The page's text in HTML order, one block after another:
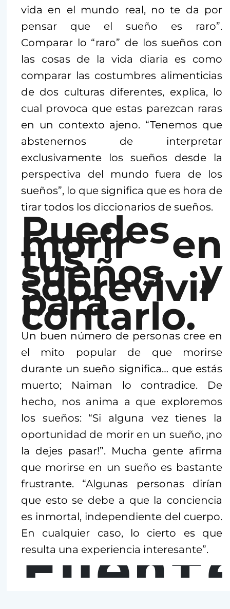
vida en el mundo real, no te da por
pensar que el sueño es raro”.
Comparar lo “raro” de los sueños con
las cosas de la vida diaria es como
comparar las costumbres alimenticias
de dos culturas diferentes, explica, lo
cual provoca que estas parezcan raras
en un contexto ajeno. “Tenemos que
abstenernos de interpretar
exclusivamente los sueños desde la
perspectiva del mundo fuera de los
sueños”, lo que significa que es hora de
tirar todos los diccionarios de sueños.
Puedes
morir en
tus
sueños y
sobrevivir
para
contarlo.
Un buen número de personas cree en
el mito popular de que morirse
durante un sueño significa… que estás
muerto; Naiman lo contradice. De
hecho, nos anima a que exploremos
los sueños: “Si alguna vez tienes la
oportunidad de morir en un sueño, ¡no
la dejes pasar!”. Mucha gente afirma
que morirse en un sueño es bastante
frustrante. “Algunas personas dirían
que esto se debe a que la conciencia
es inmortal, independiente del cuerpo.
En cualquier caso, lo cierto es que
resulta una experiencia interesante”.